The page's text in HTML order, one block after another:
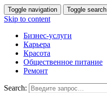
Toggle navigation Toggle search
Skip to content
Бизнес-услуги
Карьера
Красота
Общественное питание
Ремонт
Search: